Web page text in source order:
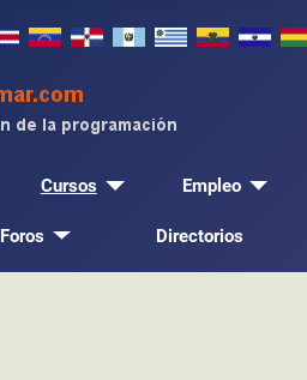
Cursos Empleo
Foros Directorios